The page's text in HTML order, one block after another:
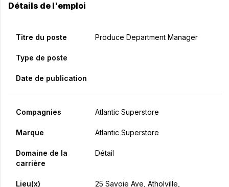
Détails de l'emploi
Titre du poste Produce Department Manager
Type de poste
Date de publication
Compagnies Atlantic Superstore
Marque Atlantic Superstore
Domaine de la
carrière
Détail
Lieu(x)
25 Savoie Ave, Atholville,